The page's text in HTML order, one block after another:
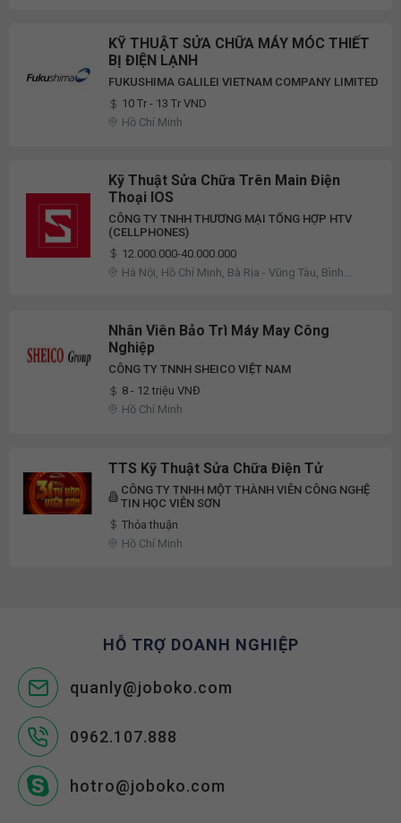
KỸ THUẬT SỬA CHỮA MÁY MÓC THIẾT
BỊ ĐIỆN LẠNH
FUKUSHIMA GALILEI VIETNAM COMPANY LIMITED
10 Tr - 13 Tr VND
Hồ Chí Minh
Kỹ Thuật Sửa Chữa Trên Main Điện
Thoại IOS
CÔNG TY TNHH THƯƠNG MẠI TỔNG HỢP HTV
(CELLPHONES)
12.000.000-40.000.000
Hà Nội, Hồ Chí Minh, Bà Rịa - Vũng Tàu, Bình
Nhân Viên Bảo Trì Máy May Công
Nghiệp
CÔNG TY TNNH SHEICO VIỆT NAM
8 - 12 triệu VNĐ
Hồ Chí Minh
TTS Kỹ Thuật Sửa Chữa Điện Tử
CÔNG TY TNHH MỘT THÀNH VIÊN CÔNG NGHỆ
TIN HỌC VIỄN SƠN
Thỏa thuận
Hồ Chí Minh
HỖ TRỢ DOANH NGHIỆP
quanly@joboko.com
0962.107.888
hotro@joboko.com